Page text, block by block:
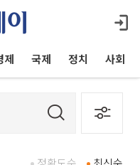
제 국제 정치 사회